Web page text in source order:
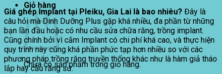
Giỏ hàng
Chưa có sản phẩm trong giỏ hàng.
Giá ghép Implant tại Pleiku, Gia Lai là bao nhiêu? Đây là
câu hỏi mà Dinh Dưỡng Plus gặp khá nhiều, đa phần từ những
bạn lần đầu hoặc có nhu cầu sửa chữa răng, trồng implant.
Cũng chính bởi vì cắm Implant có chi phí khá cao, và thực hiện
quy trình này cũng khá phần phức tạp hơn nhiều so với các
phương pháp trồng răng truyền thống khác như là hàm giả tháo
lắp hay cầu răng sứ.